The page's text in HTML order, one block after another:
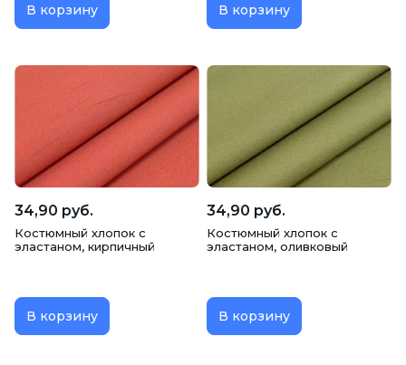
В корзину В корзину
34,90 руб.
Костюмный хлопок с
эластаном, кирпичный
В корзину
34,90 руб.
Костюмный хлопок с
эластаном, оливковый
В корзину